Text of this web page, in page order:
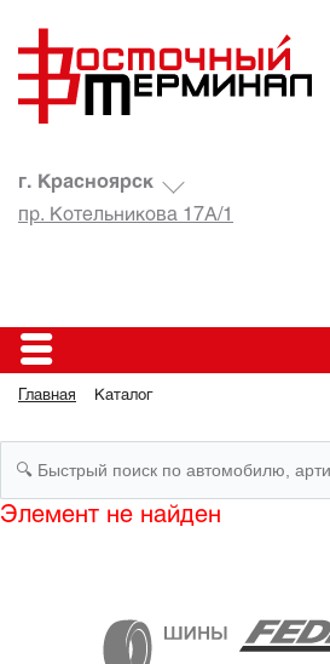
г. Красноярск
пр. Котельникова 17А/1
Главная Каталог
Элемент не найден